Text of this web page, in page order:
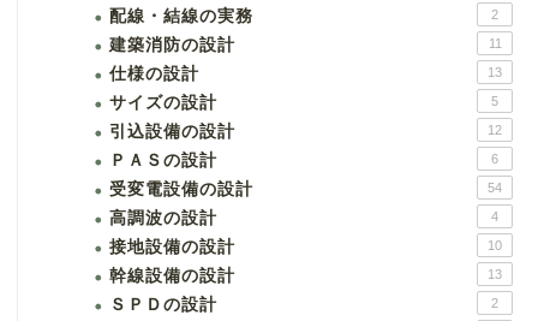
配線・結線の実務 2
建築消防の設計 11
仕様の設計 13
サイズの設計 5
引込設備の設計 12
ＰＡＳの設計 6
受変電設備の設計 54
高調波の設計 4
接地設備の設計 10
幹線設備の設計 13
ＳＰＤの設計 2